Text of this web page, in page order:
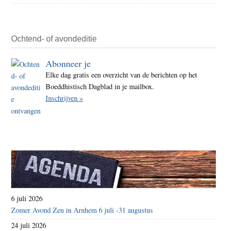
Ochtend- of avondeditie
Abonneer je
Elke dag gratis een overzicht van de berichten op het
Boeddhistisch Dagblad in je mailbox.
Inschrijven »
6 juli 2026
Zomer Avond Zen in Arnhem 6 juli -31 augustus
24 juli 2026